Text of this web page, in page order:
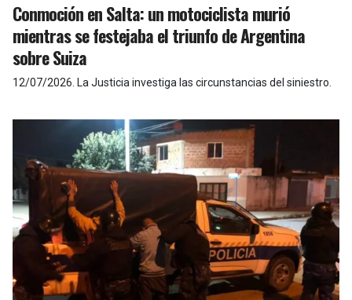
Conmoción en Salta: un motociclista murió
mientras se festejaba el triunfo de Argentina
sobre Suiza
12/07/2026 La Justicia investiga las circunstancias del siniestro.